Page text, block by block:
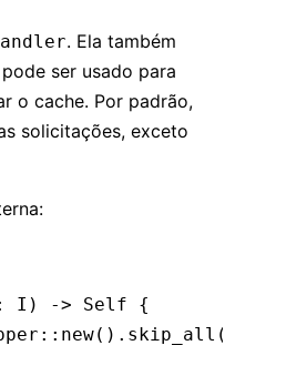
. Ela também
ser usado para
o cache. Por padrão,
solicitações, exceto
I ) -> Self {
:: new() . skip_all ()